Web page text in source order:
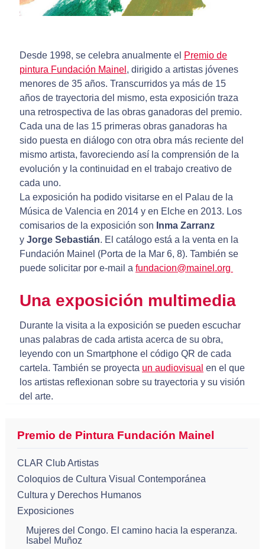
Desde 1998, se celebra anualmente el Premio de
pintura Fundación Mainel , dirigido a artistas jóvenes
menores de 35 años. Transcurridos ya más de 15
años de trayectoria del mismo, esta exposición traza
una retrospectiva de las obras ganadoras del premio.
Cada una de las 15 primeras obras ganadoras ha
sido puesta en diálogo con otra obra más reciente del
mismo artista, favoreciendo así la comprensión de la
evolución y la continuidad en el trabajo creativo de
cada uno.
La exposición ha podido visitarse en el Palau de la
Música de Valencia en 2014 y en Elche en 2013. Los
comisarios de la exposición son Inma Zarranz
y Jorge Sebastián. El catálogo está a la venta en la
Fundación Mainel (Porta de la Mar 6, 8). También se
puede solicitar por e-mail a fundacion@mainel.org
Una exposición multimedia
Durante la visita a la exposición se pueden escuchar
unas palabras de cada artista acerca de su obra,
leyendo con un Smartphone el código QR de cada
cartela. También se proyecta un audiovisual en el que
los artistas reflexionan sobre su trayectoria y su visión
del arte.
Premio de Pintura Fundación Mainel
CLAR Club Artistas
Coloquios de Cultura Visual Contemporánea
Cultura y Derechos Humanos
Exposiciones
Mujeres del Congo. El camino hacia la esperanza.
Isabel Muñoz